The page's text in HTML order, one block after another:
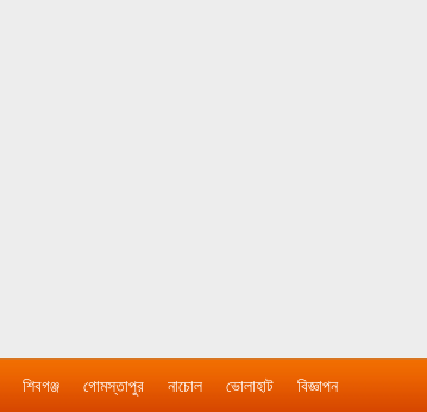
শিবগঞ্জ গোমস্তাপুর নাচোল ভোলাহাট বিজ্ঞাপন